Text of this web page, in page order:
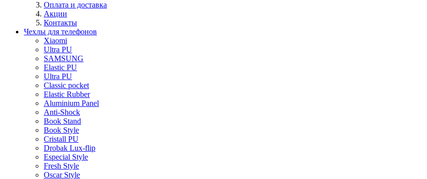
Оплата и доставка
Акции
Контакты
Чехлы для телефонов
Xiaomi
Ultra PU
SAMSUNG
Elastic PU
Ultra PU
Classic pocket
Elastic Rubber
Aluminium Panel
Anti-Shock
Book Stand
Book Style
Cristall PU
Drobak Lux-flip
Especial Style
Fresh Style
Oscar Style